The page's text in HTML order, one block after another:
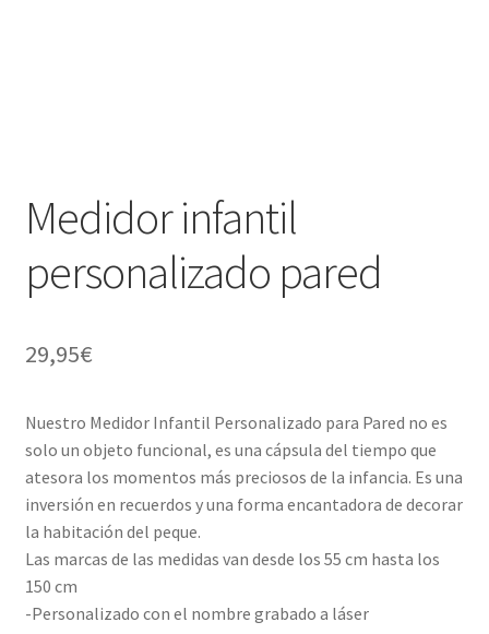
Medidor infantil
personalizado pared
29,95€
Nuestro Medidor Infantil Personalizado para Pared no es
solo un objeto funcional, es una cápsula del tiempo que
atesora los momentos más preciosos de la infancia. Es una
inversión en recuerdos y una forma encantadora de decorar
la habitación del peque.
Las marcas de las medidas van desde los 55 cm hasta los
150 cm
-Personalizado con el nombre grabado a láser